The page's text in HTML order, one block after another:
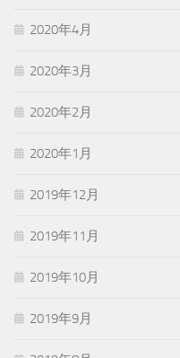
2020年4月
2020年3月
2020年2月
2020年1月
2019年12月
2019年11月
2019年10月
2019年9月